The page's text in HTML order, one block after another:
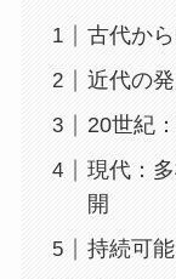
古代か
近代の
20世紀
現代：
開
持続可